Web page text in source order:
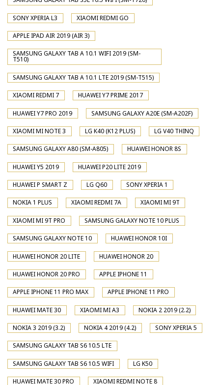
SONY XPERIA L3 XIAOMI REDMI GO
APPLE IPAD AIR 2019 (AIR 3)
SAMSUNG GALAXY TAB A 10.1 WIFI 2019 (SM-
T510)
SAMSUNG GALAXY TAB A 10.1 LTE 2019 (SM-T515)
XIAOMI REDMI 7 HUAWEI Y7 PRIME 2017
HUAWEI Y7 PRO 2019 SAMSUNG GALAXY A20E (SM-A202F)
XIAOMI MI NOTE 3 LG K40 (K12 PLUS) LG V40 THINQ
SAMSUNG GALAXY A80 (SM-A805) HUAWEI HONOR 8S
HUAWEI Y5 2019 HUAWEI P20 LITE 2019
HUAWEI P SMART Z LG Q60 SONY XPERIA 1
NOKIA 1 PLUS XIAOMI REDMI 7A XIAOMI MI 9T
XIAOMI MI 9T PRO SAMSUNG GALAXY NOTE 10 PLUS
SAMSUNG GALAXY NOTE 10 HUAWEI HONOR 10I
HUAWEI HONOR 20 LITE HUAWEI HONOR 20
HUAWEI HONOR 20 PRO APPLE IPHONE 11
APPLE IPHONE 11 PRO MAX APPLE IPHONE 11 PRO
HUAWEI MATE 30 XIAOMI MI A3 NOKIA 2 2019 (2.2)
NOKIA 3 2019 (3.2) NOKIA 4 2019 (4.2) SONY XPERIA 5
SAMSUNG GALAXY TAB S6 10.5 LTE
SAMSUNG GALAXY TAB S6 10.5 WIFI LG K50
HUAWEI MATE 30 PRO XIAOMI REDMI NOTE 8